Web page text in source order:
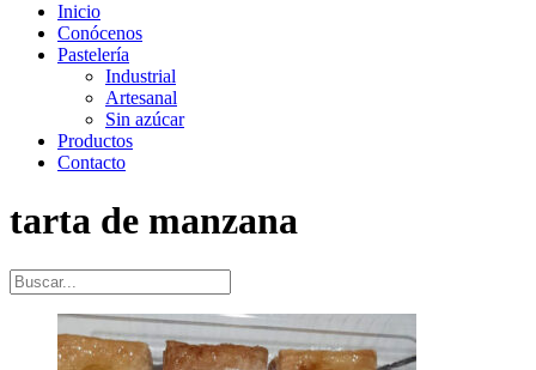
Inicio
Conócenos
Pastelería
Industrial
Artesanal
Sin azúcar
Productos
Contacto
tarta de manzana